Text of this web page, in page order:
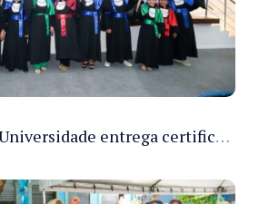
Programa Bolsa Universidade entrega certificados a formandos em Manaus na sede do Executivo municipal